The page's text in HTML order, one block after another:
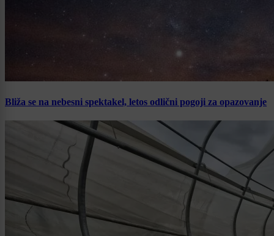
Bliža se na nebesni spektakel, letos odlični pogoji za opazovanje